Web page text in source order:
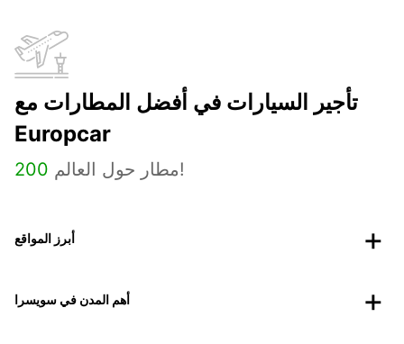
تأجير السيارات في أفضل المطارات مع
Europcar
200 مطار حول العالم!
أبرز المواقع
أهم المدن في سويسرا